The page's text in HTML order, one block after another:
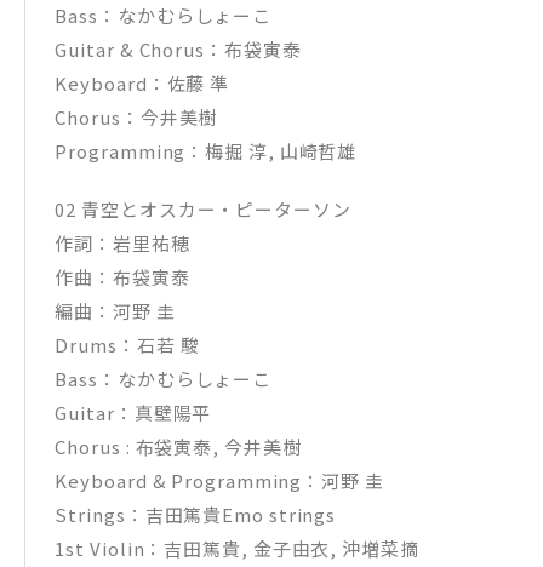
Bass：なかむらしょーこ
Guitar & Chorus：布袋寅泰
Keyboard：佐藤 準
Chorus：今井美樹
Programming：梅掘 淳, 山崎哲雄
02 青空とオスカー・ピーターソン
作詞：岩里祐穂
作曲：布袋寅泰
編曲：河野 圭
Drums：石若 駿
Bass：なかむらしょーこ
Guitar：真壁陽平
Chorus : 布袋寅泰, 今井美樹
Keyboard & Programming：河野 圭
Strings：吉田篤貴Emo strings
1st Violin：吉田篤貴, 金子由衣, 沖増菜摘